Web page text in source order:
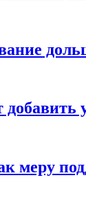
меру